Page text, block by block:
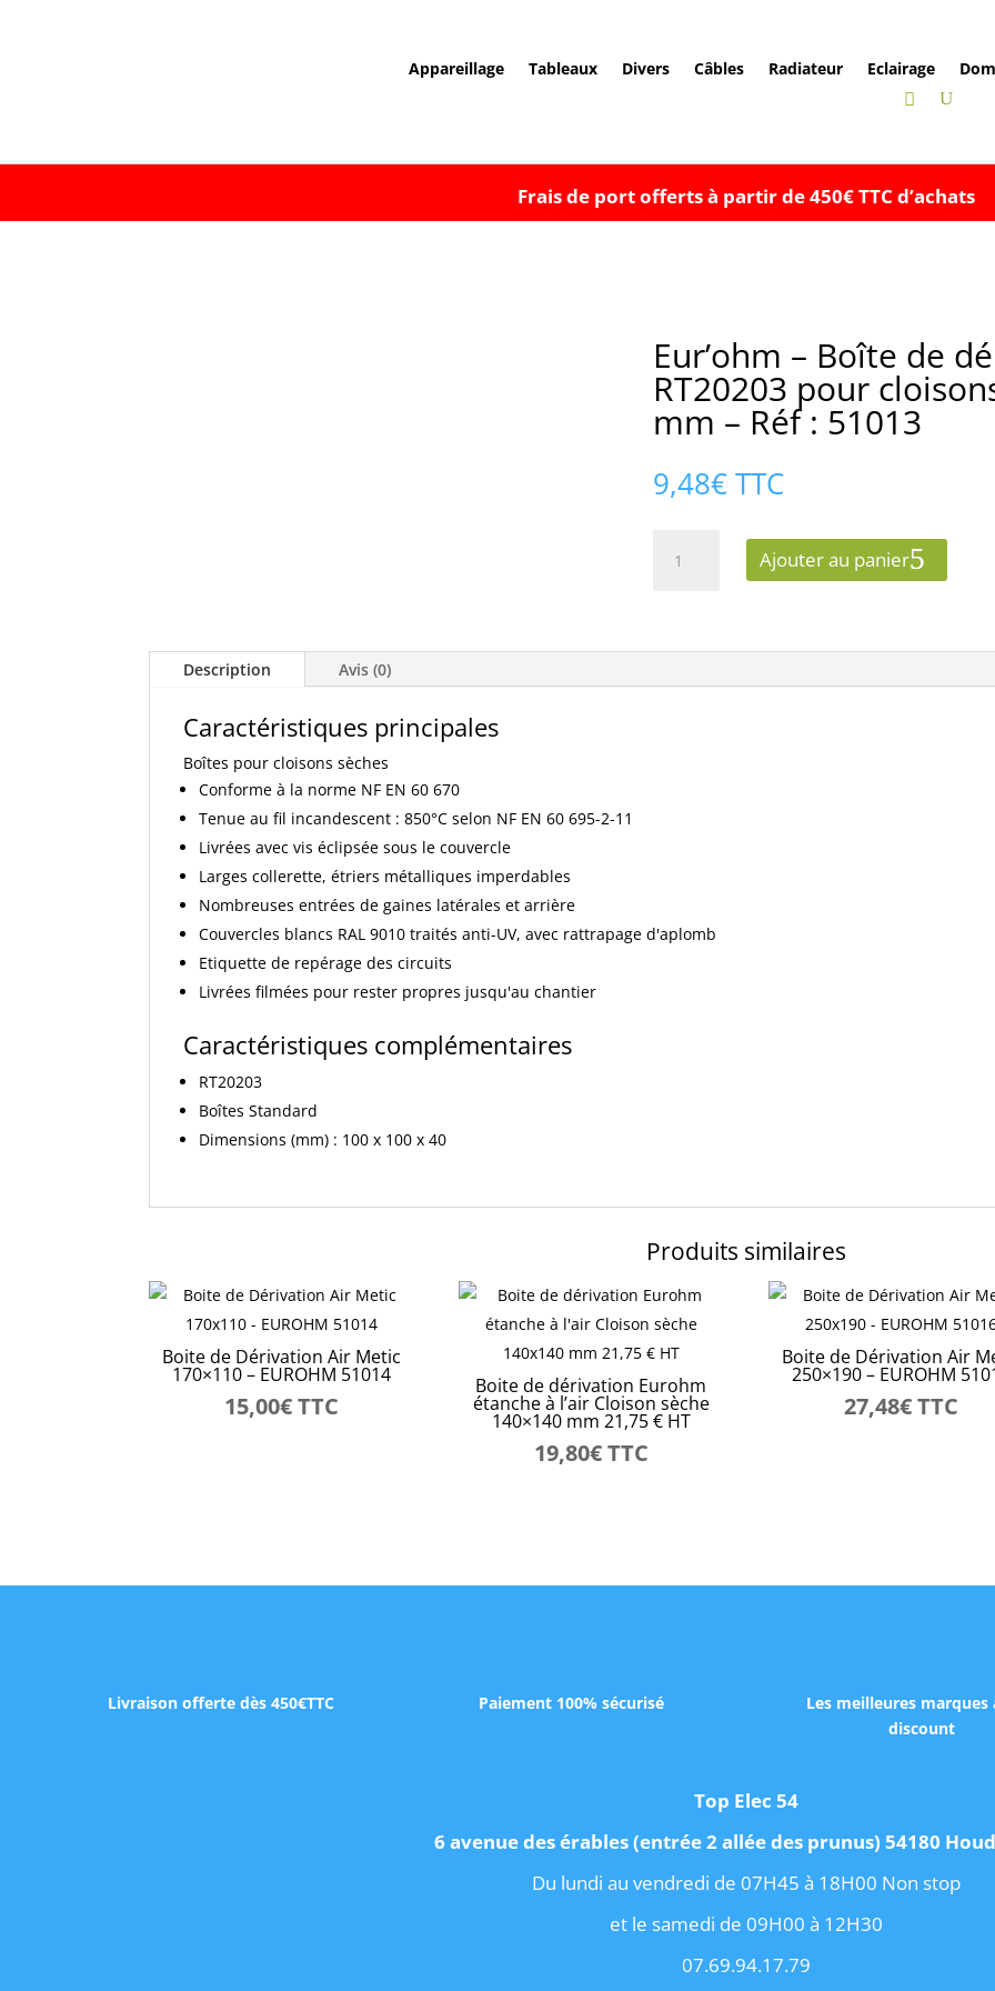
Appareillage Tableaux Divers Câbles Radiateur Eclairage
Frais de port offerts à partir de 450€ TTC d’achats
Eur’ohm – Boîte de
RT20203 pour
mm – Réf : 51013
9,48€TTC
-
Réf
Ajouter au panier
Description Avis (0)
Caractéristiques principales
Boîtes pour cloisons sèches
Conforme à la norme NF EN 60 670
Tenue au fil incandescent : 850°C selon NF EN 60 695-2-11
Livrées avec vis éclipsée sous le couvercle
Larges collerette, étriers métalliques imperdables
Nombreuses entrées de gaines latérales et arrière
Couvercles blancs RAL 9010 traités anti-UV, avec rattrapage d'aplomb
Etiquette de repérage des circuits
Livrées filmées pour rester propres jusqu'au chantier
Caractéristiques complémentaires
RT20203
Boîtes Standard
Dimensions (mm) : 100 x 100 x 40
Produits similaires
Boite de Dérivation Air Metic
170×110 – EUROHM 51014
15,00€TTC
Boite de dérivation Eurohm
étanche à l’air Cloison sèche
140×140 mm 21,75 € HT
19,80€TTC
Boite de Dérivation Air
250×190 – EUROHM
27,48€TTC
Livraison offerte dès 450€TTC Paiement 100% sécurisé
Les meilleures marques
discount
Top Elec 54
6 avenue des érables (entrée 2 allée des prunus) 54180
Du lundi au vendredi de 07H45 à 18H00 Non stop
et le samedi de 09H00 à 12H30
07.69.94.17.79